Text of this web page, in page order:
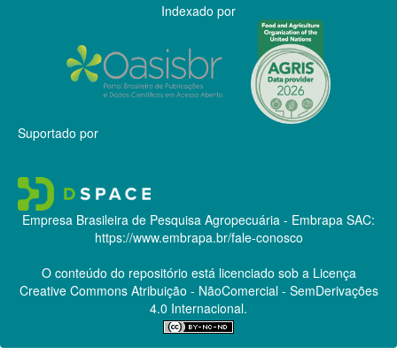
Indexado por
Suportado por
Empresa Brasileira de Pesquisa Agropecuária - Embrapa SAC:
https://www.embrapa.br/fale-conosco
O conteúdo do repositório está licenciado sob a Licença
Creative CommonsAtribuição - NãoComercial - SemDerivações
4.0 Internacional.